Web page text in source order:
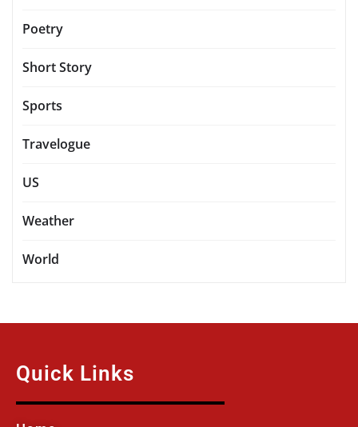
Poetry
Short Story
Sports
Travelogue
US
Weather
World
Quick Links